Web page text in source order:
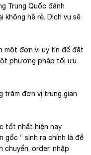
Trung Quốc đánh
không hề rẻ. Dịch vụ sẽ
một đơn vị uy tín để đặt
phương pháp tối ưu
trăm đơn vị trung gian
tốt nhất hiện nay
gốc ” sinh ra chính là để
chuyển, order, nhập